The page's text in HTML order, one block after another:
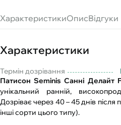
ХарактеристикиОписВідгуки
Характеристики
Термін дозрівання
Патисон Seminis Санні Делайт
унікальний ранній,
Дозріває через 40 – 45 днів після
інші сорти цього типу).